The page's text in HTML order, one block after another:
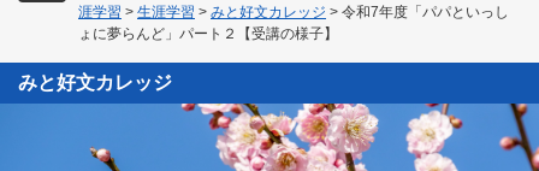
文
涯学習 > 生涯学習 > みと好文カレッジ > 令和7年度「パパといっし
ょに夢らんど」パート２【受講の様子】
みと好文カレッジ